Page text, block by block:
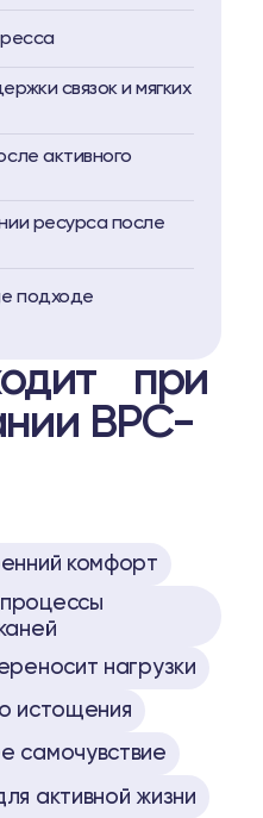
связок и мягких
активного
ресурса после
подходе
при
BPC-
комфорт
нагрузки
истощения
самочувствие
активной жизни